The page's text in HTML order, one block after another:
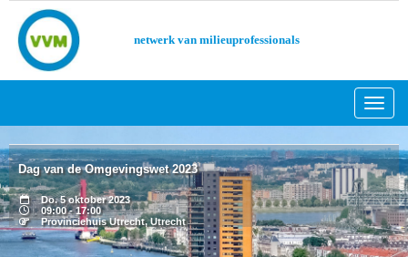
netwerk van milieuprofessionals
Dag van de Omgevingswet 2023
Do. 5 oktober 2023
09:00 - 17:00
Provinciehuis Utrecht, Utrecht